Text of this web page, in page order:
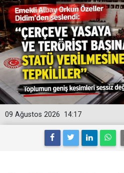
14:17
09 Ağustos 2026